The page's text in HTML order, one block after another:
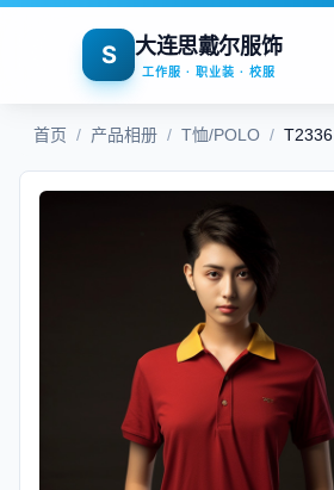
S 大连思戴尔服饰
工作服 · 职业装 · 校服
首页 / 产品相册 / T恤/POLO / T2336